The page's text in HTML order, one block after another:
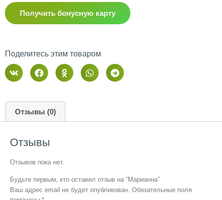
Получить бонусную карту
Поделитесь этим товаром
Отзывы (0)
Отзывы
Отзывов пока нет.
Будьте первым, кто оставил отзыв на “Марианна”
Ваш адрес email не будет опубликован. Обязательные поля